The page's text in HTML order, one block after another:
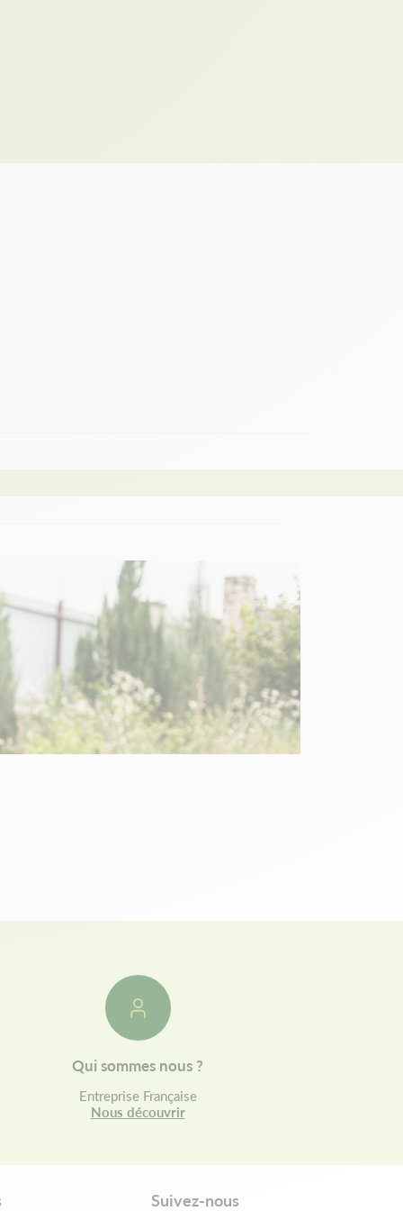
Qui sommes nous ?
Entreprise Française
Nous découvrir
Suivez-nous